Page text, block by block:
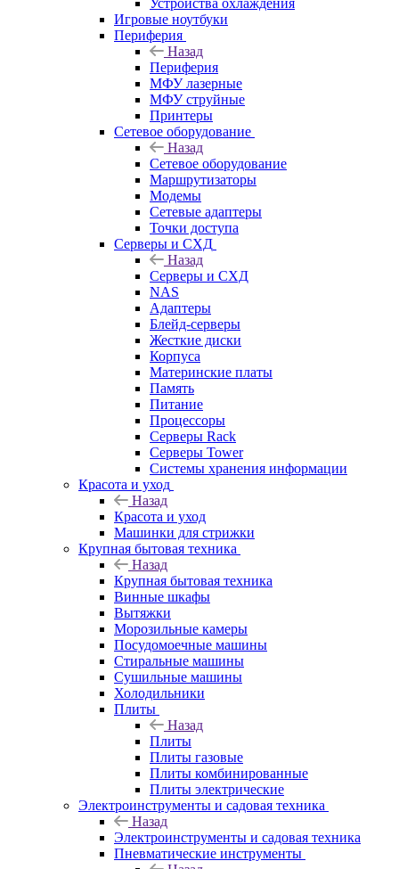
Устройства охлаждения
Игровые ноутбуки
Периферия
Назад
Периферия
МФУ лазерные
МФУ струйные
Принтеры
Сетевое оборудование
Назад
Сетевое оборудование
Маршрутизаторы
Модемы
Сетевые адаптеры
Точки доступа
Серверы и СХД
Назад
Серверы и СХД
NAS
Адаптеры
Блейд-серверы
Жесткие диски
Корпуса
Материнские платы
Память
Питание
Процессоры
Серверы Rack
Серверы Tower
Системы хранения информации
Красота и уход
Назад
Красота и уход
Машинки для стрижки
Крупная бытовая техника
Назад
Крупная бытовая техника
Винные шкафы
Вытяжки
Морозильные камеры
Посудомоечные машины
Стиральные машины
Сушильные машины
Холодильники
Плиты
Назад
Плиты
Плиты газовые
Плиты комбинированные
Плиты электрические
Электроинструменты и садовая техника
Назад
Электроинструменты и садовая техника
Пневматические инструменты